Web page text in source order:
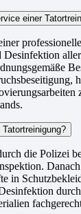
einer
die Polizei
in